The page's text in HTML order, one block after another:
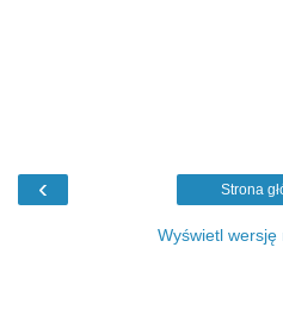
‹ Strona
Wyświetl